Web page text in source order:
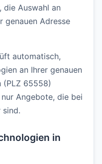
die Auswahl an
genauen Adresse
automatisch,
an Ihrer genauen
(PLZ 65558)
Angebote, die bei
sind.
in